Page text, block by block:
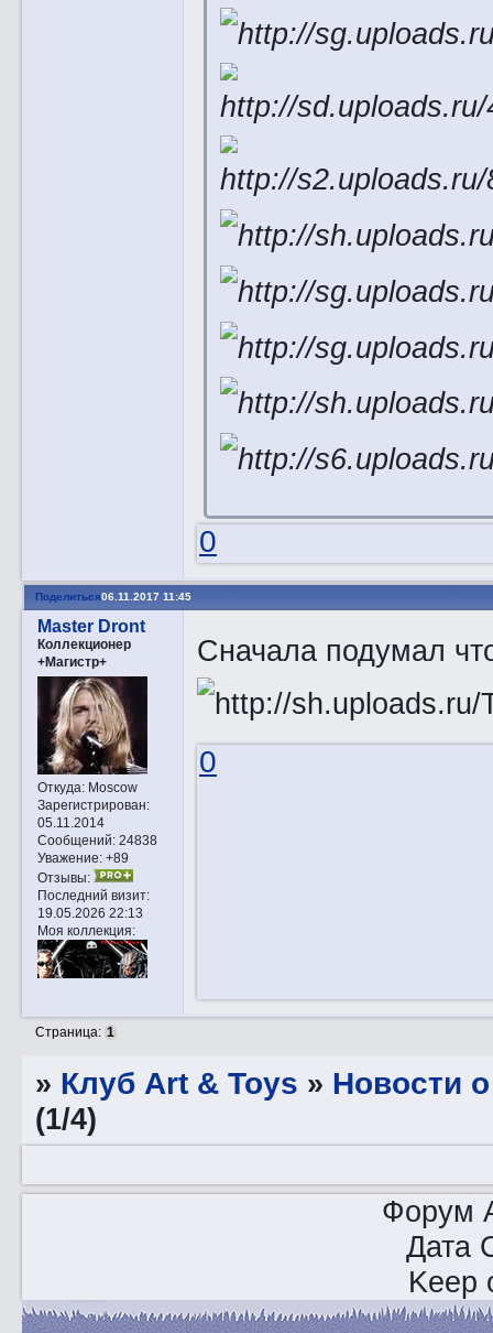
0
Поделиться06.11.2017 11:45
Master Dront
Коллекционер
+Магистр+
Откуда:Moscow
Зарегистрирован:
05.11.2014
Сообщений:24838
Уважение: +89
Отзывы:
Последний визит:
19.05.2026 22:13
Моя коллекция:
Сначала подумал
0
Страница: 1
» Клуб Art & Toys » Новости
(1/4)
Форум
Дата
Keep